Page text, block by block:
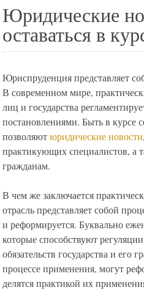
Юридические
оставаться в
Юриспруденция представляет
В современном мире,
лиц и государства
постановлениями. Быть в курсе
позволяютюридические новости
практикующих специалистов, а
гражданам.
В чем же заключается
отрасль представляет собой
и реформируется. Буквально
которые способствуют
обязательств государства и
процессе применения, могут
делятся практикой их